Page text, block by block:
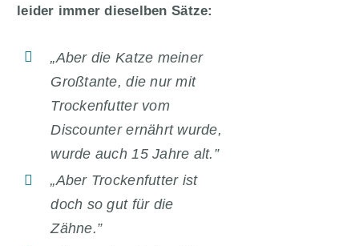
leider immer dieselben Sätze:
„Aber die Katze meiner
Großtante, die nur mit
Trockenfutter vom
Discounter ernährt wurde,
wurde auch 15 Jahre alt.”
„Aber Trockenfutter ist
doch so gut für die
Zähne.”